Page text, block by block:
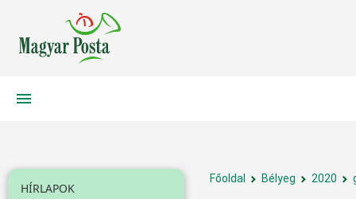
HÍRLAPOK
Főoldal Bélyeg 2020